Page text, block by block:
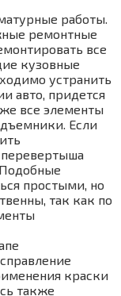
работы.
ремонтные
все
кузовные
устранить
авто, придется
все элементы
Если
простыми, но
так как по
краски
также